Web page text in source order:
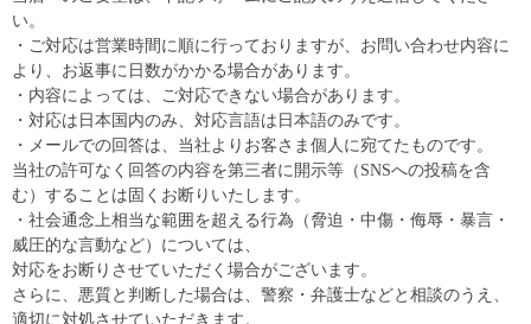
い。
・ご対応は営業時間に順に行っておりますが、お問い合わせ内容に
より、お返事に日数がかかる場合があります。
・内容によっては、ご対応できない場合があります。
・対応は日本国内のみ、対応言語は日本語のみです。
・メールでの回答は、当社よりお客さま個人に宛てたものです。
当社の許可なく回答の内容を第三者に開示等（SNSへの投稿を含
む）することは固くお断りいたします。
・社会通念上相当な範囲を超える行為（脅迫・中傷・侮辱・暴言・
威圧的な言動など）については、
対応をお断りさせていただく場合がございます。
さらに、悪質と判断した場合は、警察・弁護士などと相談のうえ、
適切に対処させていただきます。